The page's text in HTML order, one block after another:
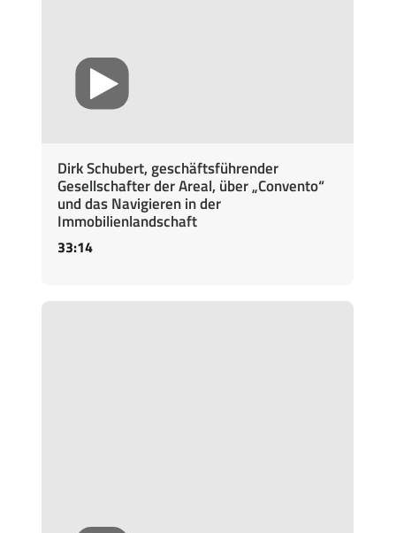
Dirk Schubert, geschäftsführender
Gesellschafter der Areal, über „Convento“
und das Navigieren in der
Immobilienlandschaft
33:14